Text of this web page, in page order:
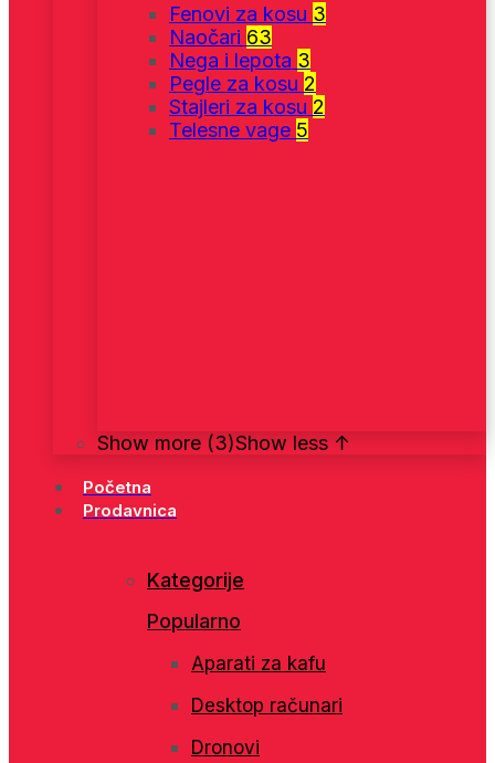
Fenovi za kosu 3
Naočari 63
Nega i lepota 3
Pegle za kosu 2
Stajleri za kosu 2
Telesne vage 5
Show more (3)Show less ↑
Početna
Prodavnica
Kategorije
Popularno
Aparati za kafu
Desktop računari
Dronovi